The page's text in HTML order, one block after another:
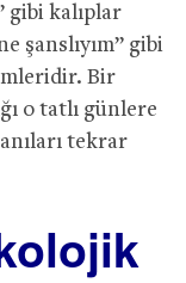
gibi kalıplar
şanslıyım” gibi
Bir
o tatlı günlere
tekrar